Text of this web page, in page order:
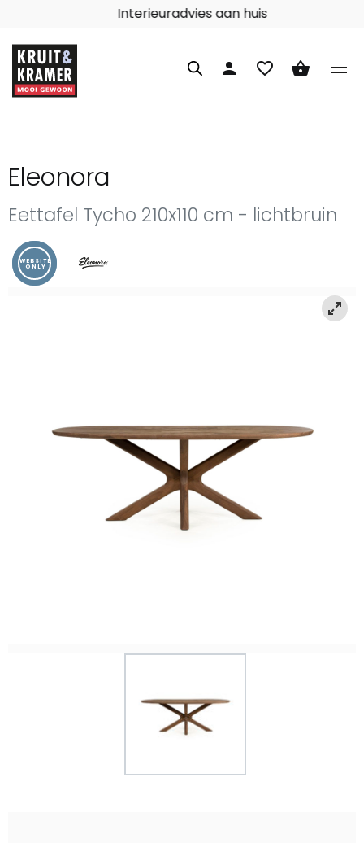
Interieuradvies aan huis
person favorite_border shopping_basket
Eleonora
Eettafel Tycho 210x110 cm - lichtbruin
WEBSITE
ONLY